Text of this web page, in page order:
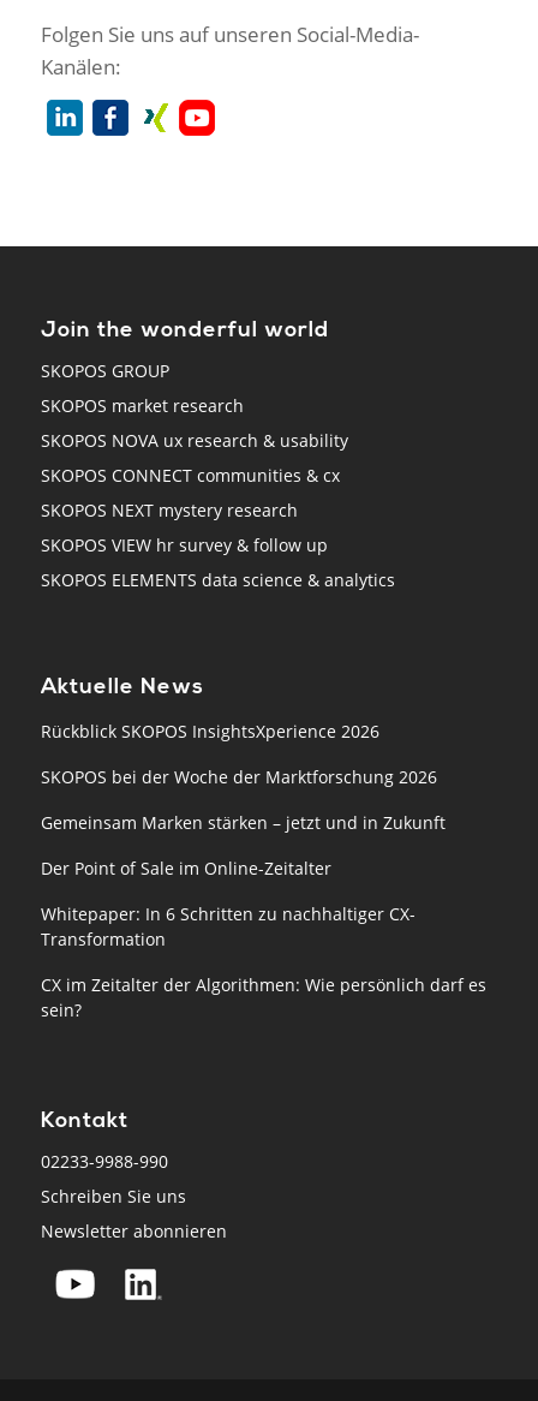
Folgen Sie uns auf unseren Social-Media-
Kanälen:
Join the wonderful world
SKOPOS GROUP
SKOPOS market research
SKOPOS NOVA ux research & usability
SKOPOS CONNECT communities & cx
SKOPOS NEXT mystery research
SKOPOS VIEW hr survey & follow up
SKOPOS ELEMENTS data science & analytics
Aktuelle News
Rückblick SKOPOS InsightsXperience 2026
SKOPOS bei der Woche der Marktforschung 2026
Gemeinsam Marken stärken – jetzt und in Zukunft
Der Point of Sale im Online-Zeitalter
Whitepaper: In 6 Schritten zu nachhaltiger CX-
Transformation
CX im Zeitalter der Algorithmen: Wie persönlich darf es
sein?
Kontakt
02233-9988-990
Schreiben Sie uns
Newsletter abonnieren